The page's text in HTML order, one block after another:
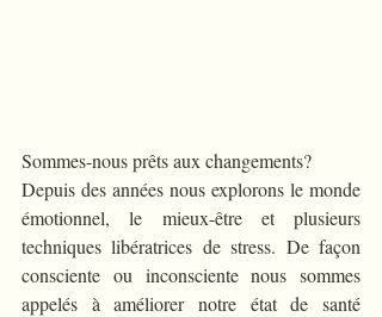
Sommes-nous prêts aux changements?
Depuis des années nous explorons le monde
émotionnel, le mieux-être et plusieurs
techniques libératrices de stress. De façon
consciente ou inconsciente nous sommes
appelés à améliorer notre état de santé